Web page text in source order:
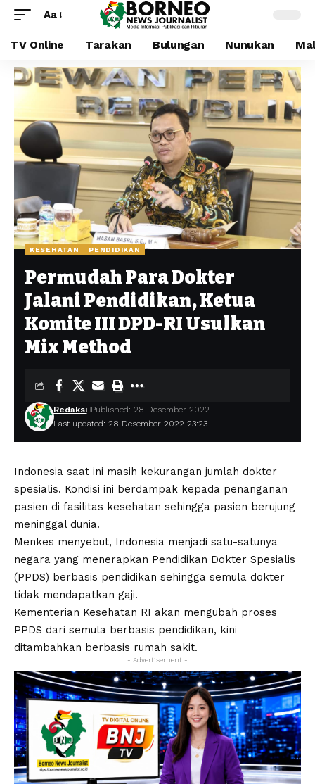
Aa
TV Online Tarakan Bulungan Nunukan
KESEHATAN PENDIDIKAN
Permudah Para Dokter
Jalani Pendidikan, Ketua
Komite III DPD-RI Usulkan
Mix Method
Last updated: 28 Desember 2022 23:23
Redaksi Published: 28 Desember 2022
Indonesia saat ini masih kekurangan jumlah dokter
spesialis. Kondisi ini berdampak kepada penanganan
pasien di fasilitas kesehatan sehingga pasien berujung
meninggal dunia.
Menkes menyebut, Indonesia menjadi satu-satunya
negara yang menerapkan Pendidikan Dokter Spesialis
(PPDS) berbasis pendidikan sehingga semula dokter
tidak mendapatkan gaji.
Kementerian Kesehatan RI akan mengubah proses
PPDS dari semula berbasis pendidikan, kini
ditambahkan berbasis rumah sakit.
- Advertisement -